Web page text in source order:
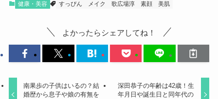
健康・美容 すっぴん メイク 歌広場淳 素顔 美肌
よかったらシェアしてね！
南果歩の子供はいるの？結
婚歴から息子や娘の有無を
深田恭子の年齢は42歳！生
年月日や誕生日と同年代の